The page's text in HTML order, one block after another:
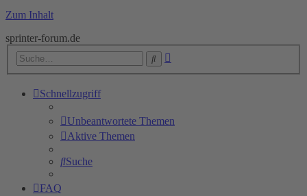
Zum Inhalt
sprinter-forum.de
Suche
Schnellzugriff
Unbeantwortete Themen
Aktive Themen
Suche
FAQ